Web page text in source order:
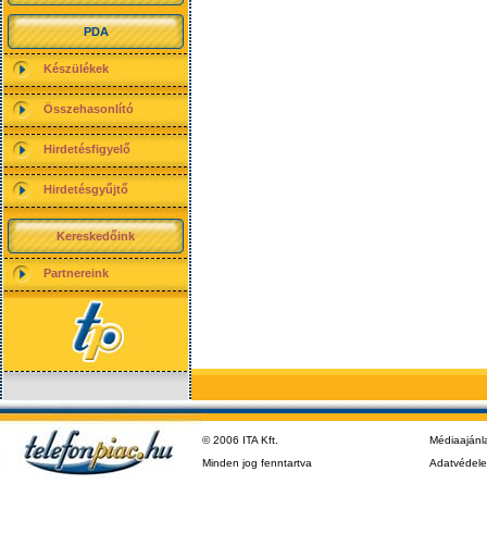
PDA
Készülékek
Összehasonlító
Hirdetésfigyelő
Hirdetésgyűjtő
Kereskedőink
Partnereink
© 2006 ITA Kft.
Minden jog fenntartva